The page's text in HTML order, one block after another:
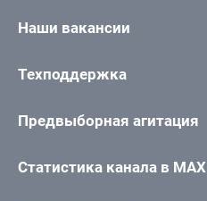
Наши вакансии
Техподдержка
Предвыборная агитация
Статистика канала в MAX